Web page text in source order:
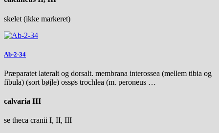
skelet (ikke markeret)
Ab-2-34
Præparatet lateralt og dorsalt. membrana interossea (mellem tibia og
fibula) (sort bøjle) ossøs trochlea (m. peroneus …
calvaria III
se theca cranii I, II, III